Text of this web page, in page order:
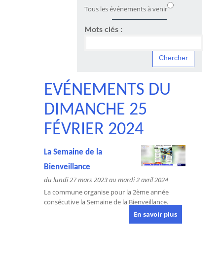
Tous les événements à venir
Mots clés :
EVÉNEMENTS DU
DIMANCHE 25
FÉVRIER 2024
La Semaine de la
Bienveillance
du lundi 27 mars 2023 au mardi 2 avril 2024
La commune organise pour la 2ème année
consécutive la Semaine de la Bienveillance.
En savoir plus